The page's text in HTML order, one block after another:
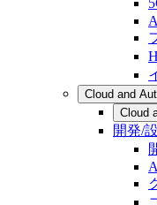
Cloud and
Cloud
開発/